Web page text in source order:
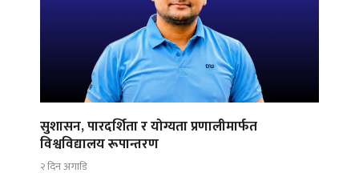
सुशासन, पारदर्शिता र योग्यता प्रणालीमार्फत
विश्वविद्यालय रूपान्तरण
२ दिन अगाडि